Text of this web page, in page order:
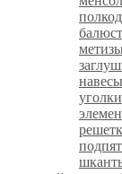
навесы
уголки